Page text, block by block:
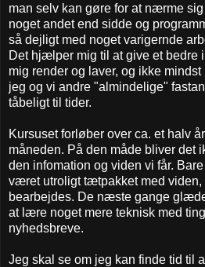
man selv kan gøre for at nærme
noget andet end sidde og
så dejligt med noget varigernde
Det hjælper mig til at give et bedre
mig render og laver, og ikke
jeg og vi andre "almindelige"
tåbeligt til tider.
Kursuset forløber over ca. et halv
måneden. På den måde bliver det
den infomation og viden vi får.
været utroligt tætpakket med viden,
bearbejdes. De næste gange
at lære noget mere teknisk med
nyhedsbreve.
Jeg skal se om jeg kan finde tid til